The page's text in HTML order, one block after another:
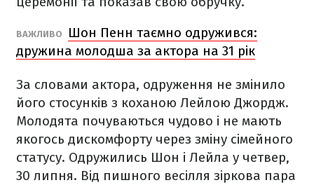
ВАЖЛИВО
Шон Пенн таємно одружився:
дружина молодша за актора на 31 рік
За словами актора, одруження не змінило
його стосунків з коханою Лейлою Джордж.
Молодята почуваються чудово і не мають
якогось дискомфорту через зміну сімейного
статусу. Одружились Шон і Лейла у четвер,
30 липня. Від пишного весілля зіркова пара